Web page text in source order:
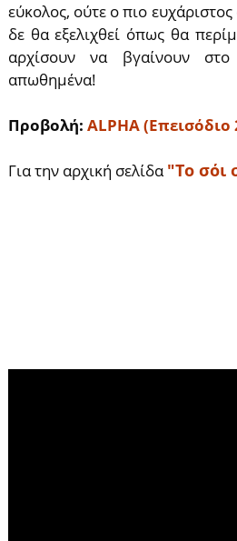
εύκολος, ούτε ο πιο
δε θα εξελιχθεί όπως θα
αρχίσουν να βγαίνουν
απωθημένα!
Προβολή: ALPHA (Επεισόδιο
Για την αρχική σελίδα"Το σόι